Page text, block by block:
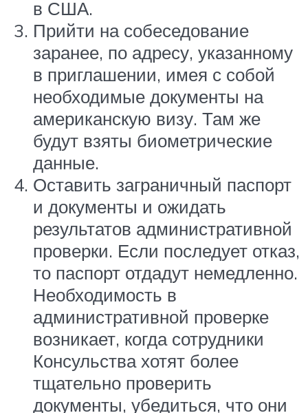
в США.
Прийти на собеседование
заранее, по адресу, указанному
в приглашении, имея с собой
необходимые документы на
американскую визу. Там же
будут взяты биометрические
данные.
Оставить заграничный паспорт
и документы и ожидать
результатов административной
проверки. Если последует отказ,
то паспорт отдадут немедленно.
Необходимость в
административной проверке
возникает, когда сотрудники
Консульства хотят более
тщательно проверить
документы, убедиться, что они